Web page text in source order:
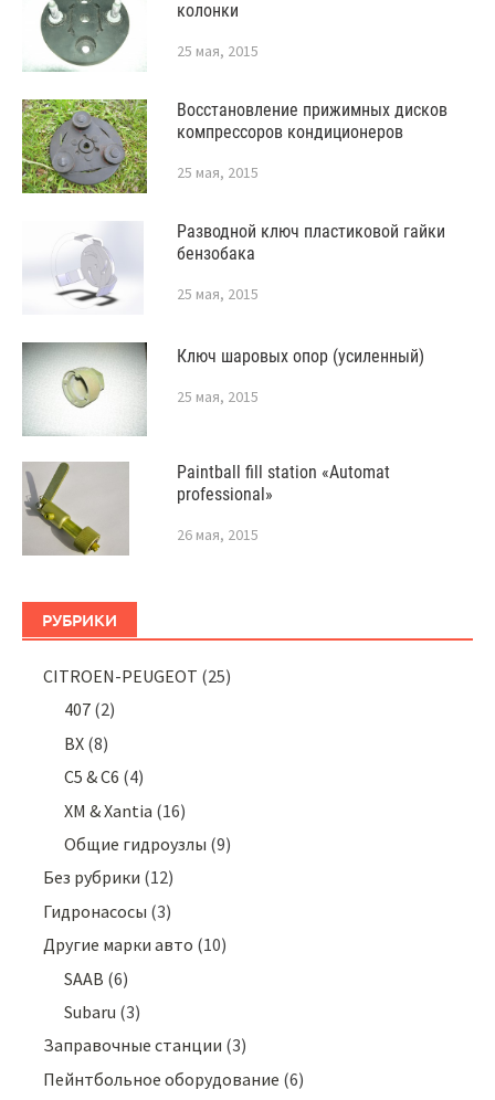
колонки
25 мая, 2015
Восстановление прижимных дисков
компрессоров кондиционеров
25 мая, 2015
Разводной ключ пластиковой гайки
бензобака
25 мая, 2015
Ключ шаровых опор (усиленный)
25 мая, 2015
Paintball fill station «Automat
professional»
26 мая, 2015
РУБРИКИ
CITROEN-PEUGEOT (25)
407 (2)
BX (8)
C5 & C6 (4)
XM & Xantia (16)
Общие гидроузлы (9)
Без рубрики (12)
Гидронасосы (3)
Другие марки авто (10)
SAAB (6)
Subaru (3)
Заправочные станции (3)
Пейнтбольное оборудование (6)